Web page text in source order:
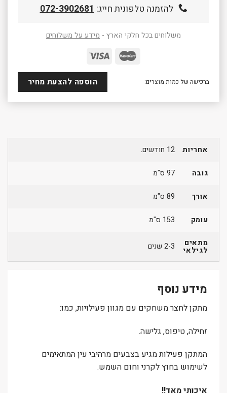
להזמנה טלפונית חייג:072-3902681
משלוחים בכל חלקי הארץ - מידע על משלוחים
ברכישה של כמות מוצרים: הוספה להצעת מחיר
אחריות 12 חודשים.
גובה 97 ס"מ
אורך 89 ס"מ
עומק 153 ס"מ
מתאים
לגילאי 2-3 שנים
מידע נוסף
מתקן לחצר משחקים עם מגוון פעילויות, כמו:
זחילה, טיפוס, גלישה.
המתקן פעילות מגיע בצבעים מרהיבי עין המתאימים
לשימוש בחוץ לקרני וחום השמש.